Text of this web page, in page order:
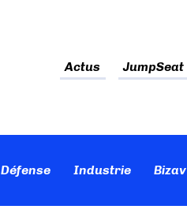
Actus JumpSeat
Défense Industrie Bizav